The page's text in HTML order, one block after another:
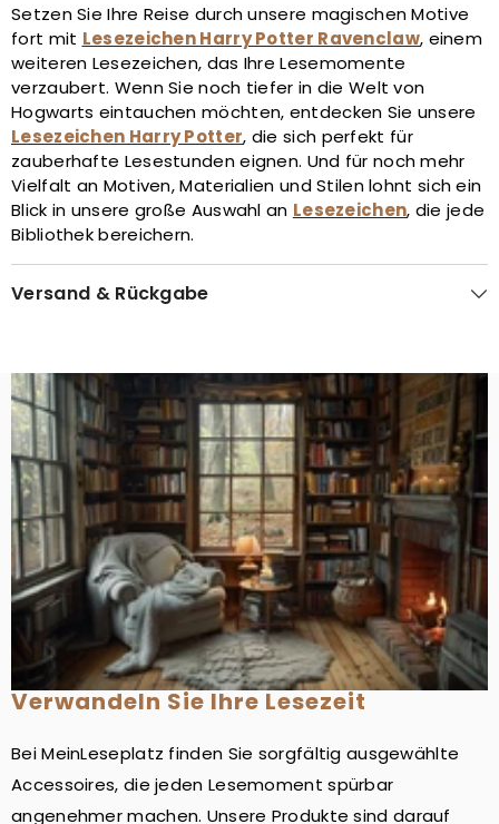
Setzen Sie Ihre Reise durch unsere magischen Motive
fort mit Lesezeichen Harry Potter Ravenclaw, einem
weiteren Lesezeichen, das Ihre Lesemomente
verzaubert. Wenn Sie noch tiefer in die Welt von
Hogwarts eintauchen möchten, entdecken Sie unsere
Lesezeichen Harry Potter, die sich perfekt für
zauberhafte Lesestunden eignen. Und für noch mehr
Vielfalt an Motiven, Materialien und Stilen lohnt sich ein
Blick in unsere große Auswahl an Lesezeichen, die jede
Bibliothek bereichern.
Versand & Rückgabe
Verwandeln Sie Ihre Lesezeit
Bei MeinLeseplatz finden Sie sorgfältig ausgewählte
Accessoires, die jeden Lesemoment spürbar
angenehmer machen. Unsere Produkte sind darauf